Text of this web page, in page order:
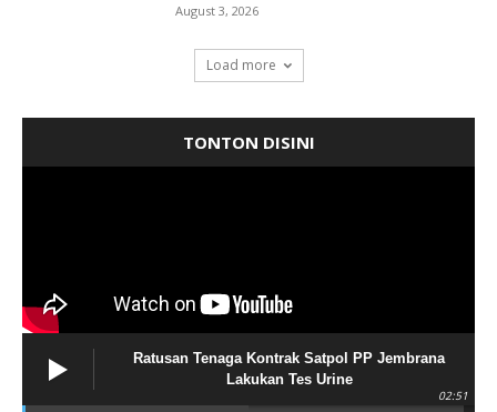
August 3, 2026
Load more
TONTON DISINI
Ratusan Tenaga Kontrak Satpol PP Jembrana
Lakukan Tes Urine
02:51